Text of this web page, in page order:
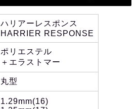
ハリアーレスポンス
HARRIER RESPONSE
ポリエステル
＋エラストマー
丸型
1.29mm(16)